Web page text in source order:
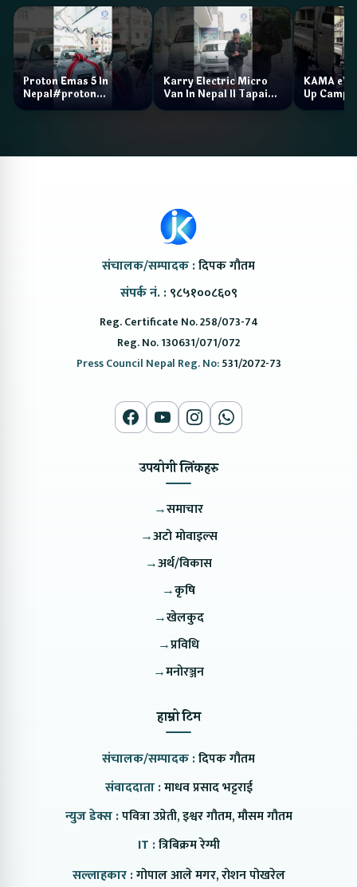
Proton Emas 5 In
Nepal#proton
#protonemas5#protonnepal#evcarnepal
Karry Electric Micro
Van In Nepal II Tapaiko
Bazar II Jankari
KAMA eV
Up Camp
संचालक/सम्पादक :दिपक गौतम
संपर्क नं. : ९८५१००८६०९
Reg. Certificate No. 258/073-74
Reg. No. 130631/071/072
Press Council Nepal Reg. No:531/2072-73
उपयोगी लिंकहरु
→समाचार
→अटो मोवाइल्स
→अर्थ/विकास
→कृषि
→खेलकुद
→प्रविधि
→मनोरञ्जन
हाम्रो टिम
संचालक/सम्पादक :दिपक गौतम
संवाददाता :माधव प्रसाद भट्टराई
न्युज डेक्स :पवित्रा उप्रेती, इश्वर गौतम, मौसम गौतम
IT :त्रिबिक्रम रेग्मी
सल्लाहकार :गोपाल आले मगर, रोशन पोखरेल